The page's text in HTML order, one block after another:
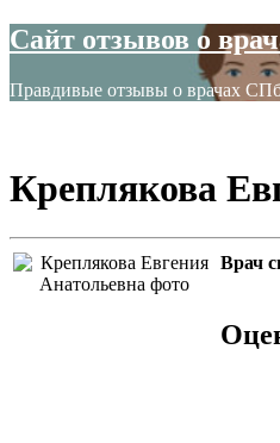
Сайт отзывов о
Правдивые отзывы о врачах
Креплякова
Врач